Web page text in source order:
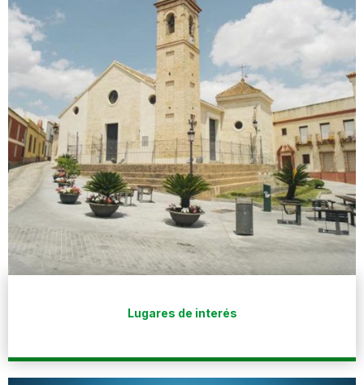
Lugares de interés